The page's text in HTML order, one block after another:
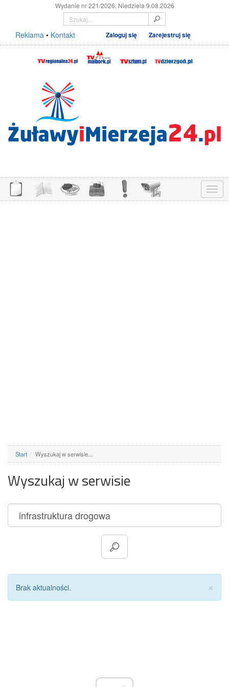
Wydanie nr 221/2026, Niedziela 9.08.2026
Reklama • Kontakt Zaloguj się Zarejestruj się
Menu
Start Wyszukaj w serwisie...
Wyszukaj w serwisie
×
Brak aktualności.